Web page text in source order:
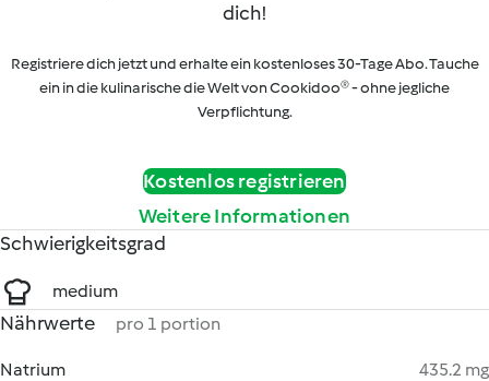
dich!
Registriere dich jetzt und erhalte ein kostenloses 30-Tage Abo. Tauche
ein in die kulinarische die Welt von Cookidoo® - ohne jegliche
Verpflichtung.
Kostenlos registrieren
Weitere Informationen
Schwierigkeitsgrad
medium
Nährwerte pro 1 portion
Natrium
435.2 mg